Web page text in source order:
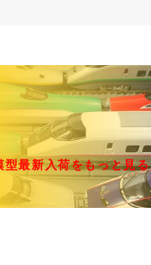
型最新入荷をもっと見る